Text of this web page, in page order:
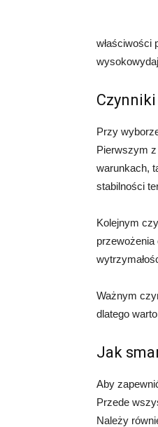
właściwości
Przy
Pierwszym
warunkach,
stabilności
Kolejnym
przewożenia
Ważnym
dlatego
Jak
Aby
Przede
Należy